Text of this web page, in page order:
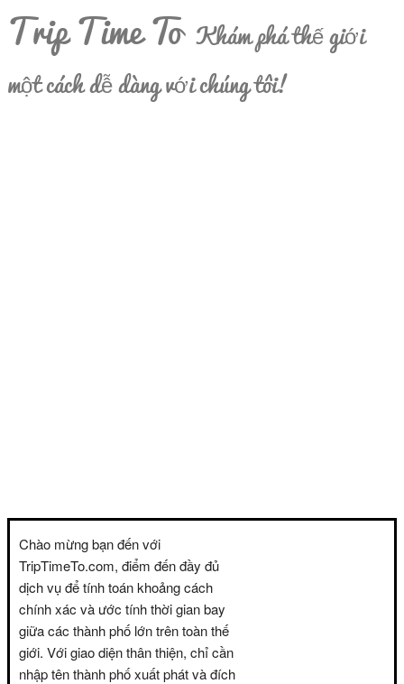
Trip Time To Khám phá thế giới
một cách dễ dàng với chúng tôi!
Chào mừng bạn đến với
TripTimeTo.com, điểm đến đầy đủ
dịch vụ để tính toán khoảng cách
chính xác và ước tính thời gian bay
giữa các thành phố lớn trên toàn thế
giới. Với giao diện thân thiện, chỉ cần
nhập tên thành phố xuất phát và đích